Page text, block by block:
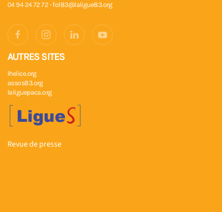
04 94 24 72 72 -fol83@laligue83.org
AUTRES SITES
lhelice.org
assos83.org
laliguepaca.org
Revue de presse